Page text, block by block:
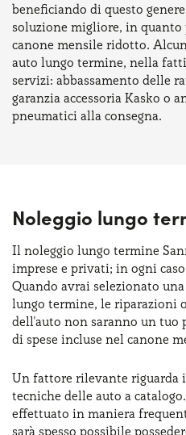
beneficiando di questo
soluzione migliore, in
canone mensile ridotto.
auto lungo termine, nella
servizi: abbassamento delle
garanzia accessoria Kasko o
pneumatici alla consegna.
Noleggio lungo
Il noleggio lungo termine
imprese e privati; in ogni
Quando avrai selezionato
lungo termine, le riparazioni
dell'auto non saranno un tuo
di spese incluse nel canone
Un fattore rilevante riguarda
tecniche delle auto a
effettuato in maniera
sarà spesso possibile